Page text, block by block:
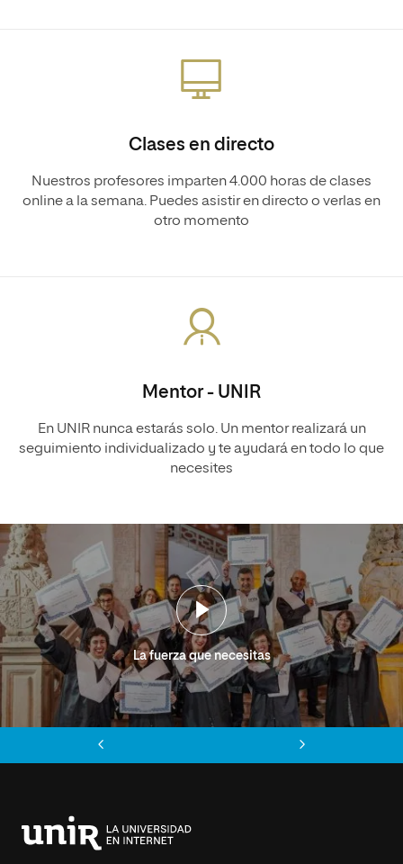
Clases en directo
Nuestros profesores imparten 4.000 horas de clases
online a la semana. Puedes asistir en directo o verlas en
otro momento
Mentor - UNIR
En UNIR nunca estarás solo. Un mentor realizará un
seguimiento individualizado y te ayudará en todo lo que
necesites
La fuerza que necesitas